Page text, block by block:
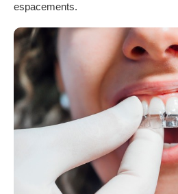
espacements.